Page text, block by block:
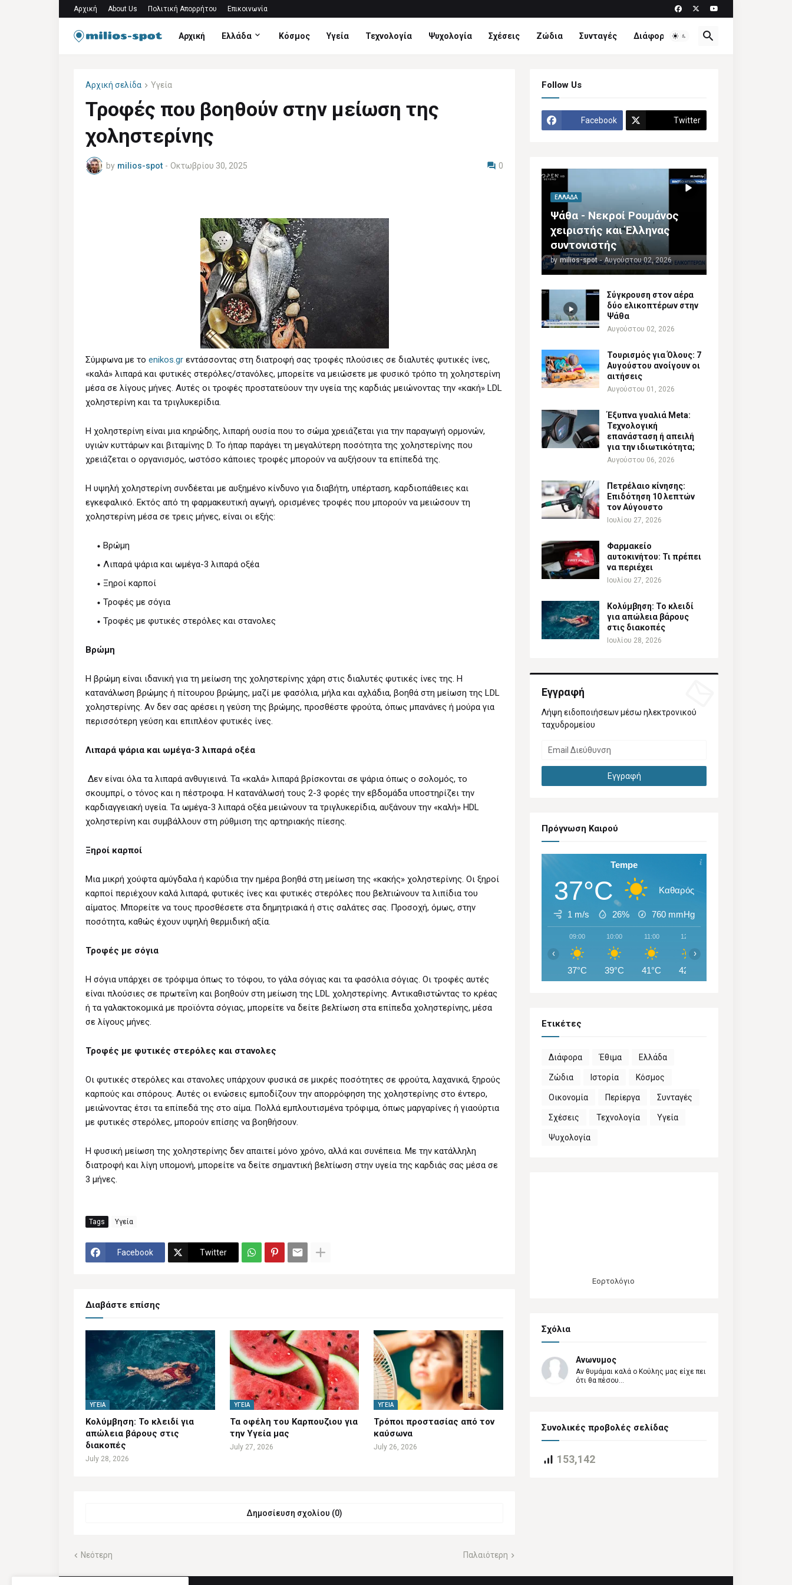
Αρχική About Us Πολιτική Απορρήτου Επικοινωνία
Αρχική Ελλάδα Κόσμος Υγεία Τεχνολογία Ψυχολογία Σχέσεις Ζώδια Συνταγές Διάφορα
Αρχική σελίδα Υγεία
Τροφές που βοηθούν στην μείωση της
χοληστερίνης
by milios-spot - Οκτωβρίου 30, 2025 0
Σύμφωνα με το enikos.gr εντάσσοντας στη διατροφή σας τροφές πλούσιες σε διαλυτές φυτικές ίνες,
«καλά» λιπαρά και φυτικές στερόλες/στανόλες, μπορείτε να μειώσετε με φυσικό τρόπο τη χοληστερίνη
μέσα σε λίγους μήνες. Αυτές οι τροφές προστατεύουν την υγεία της καρδιάς μειώνοντας την «κακή» LDL
χοληστερίνη και τα τριγλυκερίδια.
Η χοληστερίνη είναι μια κηρώδης, λιπαρή ουσία που το σώμα χρειάζεται για την παραγωγή ορμονών,
υγιών κυττάρων και βιταμίνης D. Το ήπαρ παράγει τη μεγαλύτερη ποσότητα της χοληστερίνης που
χρειάζεται ο οργανισμός, ωστόσο κάποιες τροφές μπορούν να αυξήσουν τα επίπεδά της.
Η υψηλή χοληστερίνη συνδέεται με αυξημένο κίνδυνο για διαβήτη, υπέρταση, καρδιοπάθειες και
εγκεφαλικό. Εκτός από τη φαρμακευτική αγωγή, ορισμένες τροφές που μπορούν να μειώσουν τη
χοληστερίνη μέσα σε τρεις μήνες, είναι οι εξής:
Βρώμη
Λιπαρά ψάρια και ωμέγα-3 λιπαρά οξέα
Ξηροί καρποί
Τροφές με σόγια
Τροφές με φυτικές στερόλες και στανολες
Βρώμη
Η βρώμη είναι ιδανική για τη μείωση της χοληστερίνης χάρη στις διαλυτές φυτικές ίνες της. Η
κατανάλωση βρώμης ή πίτουρου βρώμης, μαζί με φασόλια, μήλα και αχλάδια, βοηθά στη μείωση της LDL
χοληστερίνης. Αν δεν σας αρέσει η γεύση της βρώμης, προσθέστε φρούτα, όπως μπανάνες ή μούρα για
περισσότερη γεύση και επιπλέον φυτικές ίνες.
Λιπαρά ψάρια και ωμέγα-3 λιπαρά οξέα
Δεν είναι όλα τα λιπαρά ανθυγιεινά. Τα «καλά» λιπαρά βρίσκονται σε ψάρια όπως ο σολομός, το
σκουμπρί, ο τόνος και η πέστροφα. Η κατανάλωσή τους 2-3 φορές την εβδομάδα υποστηρίζει την
καρδιαγγειακή υγεία. Τα ωμέγα-3 λιπαρά οξέα μειώνουν τα τριγλυκερίδια, αυξάνουν την «καλή» HDL
χοληστερίνη και συμβάλλουν στη ρύθμιση της αρτηριακής πίεσης.
Ξηροί καρποί
Μια μικρή χούφτα αμύγδαλα ή καρύδια την ημέρα βοηθά στη μείωση της «κακής» χοληστερίνης. Οι ξηροί
καρποί περιέχουν καλά λιπαρά, φυτικές ίνες και φυτικές στερόλες που βελτιώνουν τα λιπίδια του
αίματος. Μπορείτε να τους προσθέσετε στα δημητριακά ή στις σαλάτες σας. Προσοχή, όμως, στην
ποσότητα, καθώς έχουν υψηλή θερμιδική αξία.
Τροφές με σόγια
Η σόγια υπάρχει σε τρόφιμα όπως το τόφου, το γάλα σόγιας και τα φασόλια σόγιας. Οι τροφές αυτές
είναι πλούσιες σε πρωτεΐνη και βοηθούν στη μείωση της LDL χοληστερίνης. Αντικαθιστώντας το κρέας
ή τα γαλακτοκομικά με προϊόντα σόγιας, μπορείτε να δείτε βελτίωση στα επίπεδα χοληστερίνης, μέσα
σε λίγους μήνες.
Τροφές με φυτικές στερόλες και στανολες
Οι φυτικές στερόλες και στανολες υπάρχουν φυσικά σε μικρές ποσότητες σε φρούτα, λαχανικά, ξηρούς
καρπούς και σπόρους. Αυτές οι ενώσεις εμποδίζουν την απορρόφηση της χοληστερίνης στο έντερο,
μειώνοντας έτσι τα επίπεδά της στο αίμα. Πολλά εμπλουτισμένα τρόφιμα, όπως μαργαρίνες ή γιαούρτια
με φυτικές στερόλες, μπορούν επίσης να βοηθήσουν.
Η φυσική μείωση της χοληστερίνης δεν απαιτεί μόνο χρόνο, αλλά και συνέπεια. Με την κατάλληλη
διατροφή και λίγη υπομονή, μπορείτε να δείτε σημαντική βελτίωση στην υγεία της καρδιάς σας μέσα σε
3 μήνες.
Tags Υγεία
Facebook Twitter
Διαβάστε επίσης
ΥΓΕΊΑ
Κολύμβηση: Το κλειδί για
απώλεια βάρους στις
διακοπές
July 28, 2026
ΥΓΕΊΑ
Τα οφέλη του Καρπουζιου για
την Υγεία μας
July 27, 2026
ΥΓΕΊΑ
Τρόποι προστασίας από τον
καύσωνα
July 26, 2026
Δημοσίευση σχολίου (0)
Νεότερη Παλαιότερη
Follow Us
Facebook Twitter
ΕΛΛΆΔΑ
Ψάθα - Νεκροί Ρουμάνος
χειριστής και Έλληνας
συντονιστής
by milios-spot - Αυγούστου 02, 2026
Σύγκρουση στον αέρα
δύο ελικοπτέρων στην
Ψάθα
Αυγούστου 02, 2026
Τουρισμός για Όλους: 7
Αυγούστου ανοίγουν οι
αιτήσεις
Αυγούστου 01, 2026
Έξυπνα γυαλιά Meta:
Τεχνολογική
επανάσταση ή απειλή
για την ιδιωτικότητα;
Αυγούστου 06, 2026
Πετρέλαιο κίνησης:
Επιδότηση 10 λεπτών
τον Αύγουστο
Ιουλίου 27, 2026
Φαρμακείο
αυτοκινήτου: Τι πρέπει
να περιέχει
Ιουλίου 27, 2026
Κολύμβηση: Το κλειδί
για απώλεια βάρους
στις διακοπές
Ιουλίου 28, 2026
Εγγραφή
Λήψη ειδοποιήσεων μέσω ηλεκτρονικού
ταχυδρομείου
Πρόγνωση Καιρού
Tempe
37°C Καθαρός
1 m/s 26% 760 mmHg
09:00
37°C
10:00
39°C
11:00
41°C
12:00
42°C
‹ ›
Ετικέτες
Διάφορα Έθιμα Ελλάδα
Ζώδια Ιστορία Κόσμος
Οικονομία Περίεργα Συνταγές
Σχέσεις Τεχνολογία Υγεία
Ψυχολογία
Εορτολόγιο
Σχόλια
Ανωνυμος
Αν θυμάμαι καλά ο Κούλης μας είχε πει
ότι θα πέσου...
Συνολικές προβολές σελίδας
153,142